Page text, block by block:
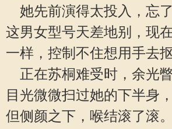
她先前演得太投入，忘了
这男女型号天差地别，现
一样，控制不住想用手去抠
正在苏桐难受时，余光
目光微微扫过她的下半身
但侧颜之下，喉结滚了滚。